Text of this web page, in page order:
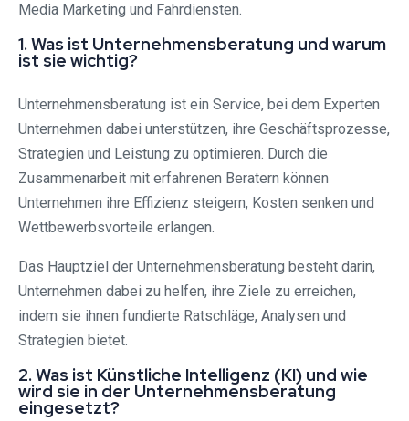
Media Marketing und Fahrdiensten.
1. Was ist Unternehmensberatung und warum
ist sie wichtig?
Unternehmensberatung ist ein Service, bei dem Experten
Unternehmen dabei unterstützen, ihre Geschäftsprozesse,
Strategien und Leistung zu optimieren. Durch die
Zusammenarbeit mit erfahrenen Beratern können
Unternehmen ihre Effizienz steigern, Kosten senken und
Wettbewerbsvorteile erlangen.
Das Hauptziel der Unternehmensberatung besteht darin,
Unternehmen dabei zu helfen, ihre Ziele zu erreichen,
indem sie ihnen fundierte Ratschläge, Analysen und
Strategien bietet.
2. Was ist Künstliche Intelligenz (KI) und wie
wird sie in der Unternehmensberatung
eingesetzt?